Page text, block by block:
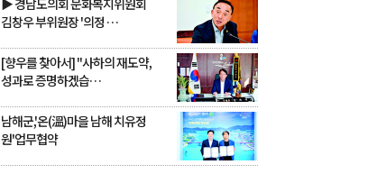
▶ 경남도의회 문화복지위원회
김창우 부위원장 '의정 …
[향우를 찾아서] "사하의 재도약,
성과로 증명하겠습…
남해군,'온(溫)마을 남해 치유정
원'업무협약